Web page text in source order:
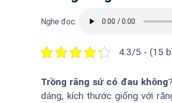
Nghe đọc:
4.3/5 - (15
Trồng răng sứ có đau không
dáng, kích thước giống với